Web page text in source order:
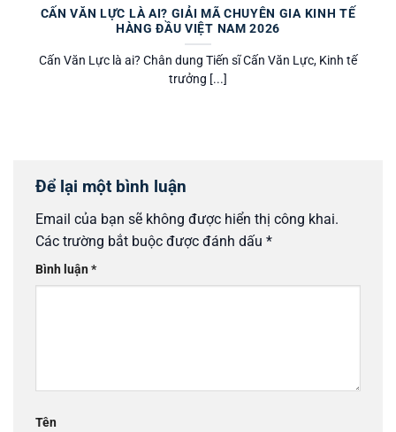
CẤN VĂN LỰC LÀ AI? GIẢI MÃ CHUYÊN GIA KINH TẾ
HÀNG ĐẦU VIỆT NAM 2026
Cấn Văn Lực là ai? Chân dung Tiến sĩ Cấn Văn Lực, Kinh tế
trưởng [...]
Để lại một bình luận
Email của bạn sẽ không được hiển thị công khai.
Các trường bắt buộc được đánh dấu *
Bình luận*
Tên